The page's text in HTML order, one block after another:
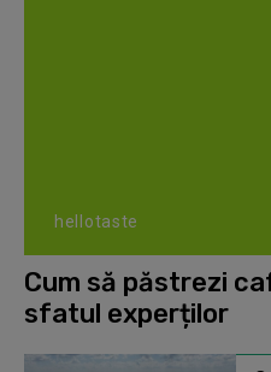
hellotaste
Cum să păstrezi
sfatul experților